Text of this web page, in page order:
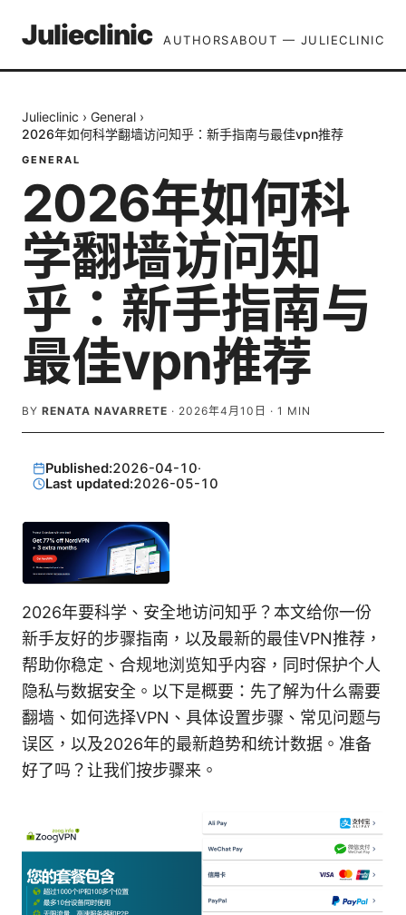
Julieclinic AUTHORSABOUT — JULIECLINIC
Julieclinic › General ›
2026年如何科学翻墙访问知乎：新手指南与最佳vpn推荐
GENERAL
2026年如何科
学翻墙访问知
乎：新手指南与
最佳vpn推荐
BY RENATA NAVARRETE · 2026年4月10日 · 1 MIN
Published:2026-04-10·
Last updated:2026-05-10
2026年要科学、安全地访问知乎？本文给你一份
新手友好的步骤指南，以及最新的最佳VPN推荐，
帮助你稳定、合规地浏览知乎内容，同时保护个人
隐私与数据安全。以下是概要：先了解为什么需要
翻墙、如何选择VPN、具体设置步骤、常见问题与
误区，以及2026年的最新趋势和统计数据。准备
好了吗？让我们按步骤来。